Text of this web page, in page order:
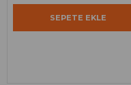
SEPETE EKLE